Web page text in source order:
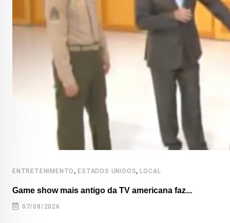
ENTRETENIMENTO ,ESTADOS UNIDOS,LOCAL
Game show mais antigo da TV americana faz...
07/08/2026